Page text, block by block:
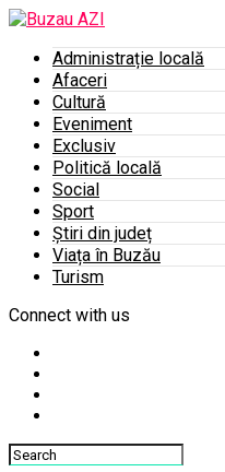
Administrație locală
Afaceri
Cultură
Eveniment
Exclusiv
Politică locală
Social
Sport
Știri din județ
Viața în Buzău
Turism
Connect with us